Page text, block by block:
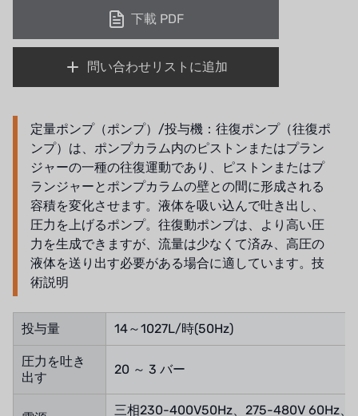
ウェーブサイバー
ボスキーニ
NIPPON
WL
キャッシュアクメ
矢崎
下載 PDF
問い合わせリストに追加
定量ポンプ（ポンプ）/投与機：往復ポンプ（往復ポ
ンプ）は、ポンプカラム内のピストンまたはプラン
ジャーの一種の往復運動であり、ピストンまたはプ
ランジャーとポンプカラムの壁との間に形成される
容積を変化させます。液体を吸い込んで吐き出し、
圧力を上げるポンプ。往復動ポンプは、より高い圧
力を生成できますが、流量は少なくて済み、高圧の
液体を送り出す必要がある場合に適しています。技
術説明
投与量 14～1027L/時(50Hz)
圧力を吐き
出す
20 ～ 3 バー
三相230-400V50Hz、275-480V 60Hz、